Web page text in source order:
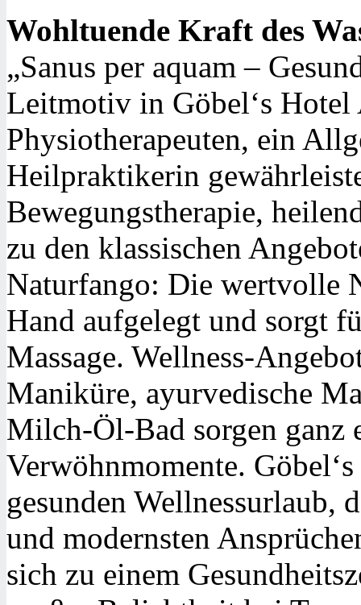
Wohltuende Kraft des
„Sanus per aquam –
Leitmotiv in Göbel‘s Hotel
Physiotherapeuten, ein
Heilpraktikerin
Bewegungstherapie,
zu den klassischen
Naturfango: Die wertvolle
Hand aufgelegt und sorgt
Massage. Wellness-
Maniküre, ayurvedische
Milch-Öl-Bad sorgen ganz
Verwöhnmomente.
gesunden Wellnessurlaub,
und modernsten
sich zu einem